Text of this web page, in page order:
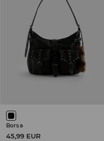
Borsa
45,99 EUR